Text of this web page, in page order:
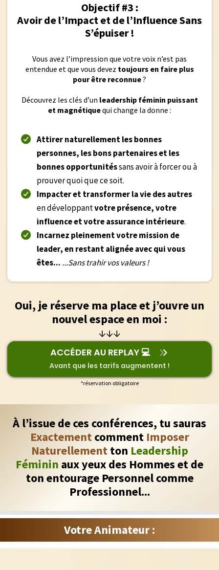
Objectif #3 :
Avoir de l’Impact et de l’Influence Sans
S’épuiser !
Vous avez l’impression que votre voix n’est pas
entendue et que vous devez toujours en faire plus
pour être reconnue?
Découvrez les clés d’un leadership féminin puissant
et magnétiquequi change la donne :
Attirer naturellement les bonnes
personnes, les bons partenaires et les
bonnes opportunitéssans avoir à forcer ou à
prouver quoi que ce soit.
Impacter et transformer la vie des autres
en développantvotre présence, votre
influence et votre assurance intérieure.
Incarnez pleinement votre mission de
leader, en restant alignée avec qui vous
êtes... ...Sans trahir vos valeurs !
Oui, je réserve ma place et j’ouvre un
nouvel espace en moi :
↓↓↓
ACCÉDER AU REPLAY 💻
Avant que les tarifs augmentent !
*réservation obligatoire
À l’issue de ces conférences, tu sauras
Exactement comment Imposer
Naturellement ton Leadership
Féminin aux yeux des Hommes et de
ton entourage Personnel comme
Professionnel...
Votre Animateur :